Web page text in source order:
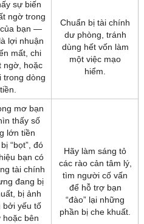
sự biến
ngờ trong
bạn —
lợi nhuận
mất, chi
ngờ, hoặc
trong dòng
tiền.
Chuẩn bị tài chính
dư phòng, tránh
dùng hết vốn làm
một việc mạo
hiểm.
mơ bạn
thấy số
lớn tiền
“bọt”, đó
bạn có
tài chính
đang bị
bị ảnh
bởi yếu tố
hoặc bên
Hãy làm sáng tỏ
các rào cản tâm lý,
tìm người cố vấn
để hỗ trợ bạn
“đào” lại những
phần bị che khuất.